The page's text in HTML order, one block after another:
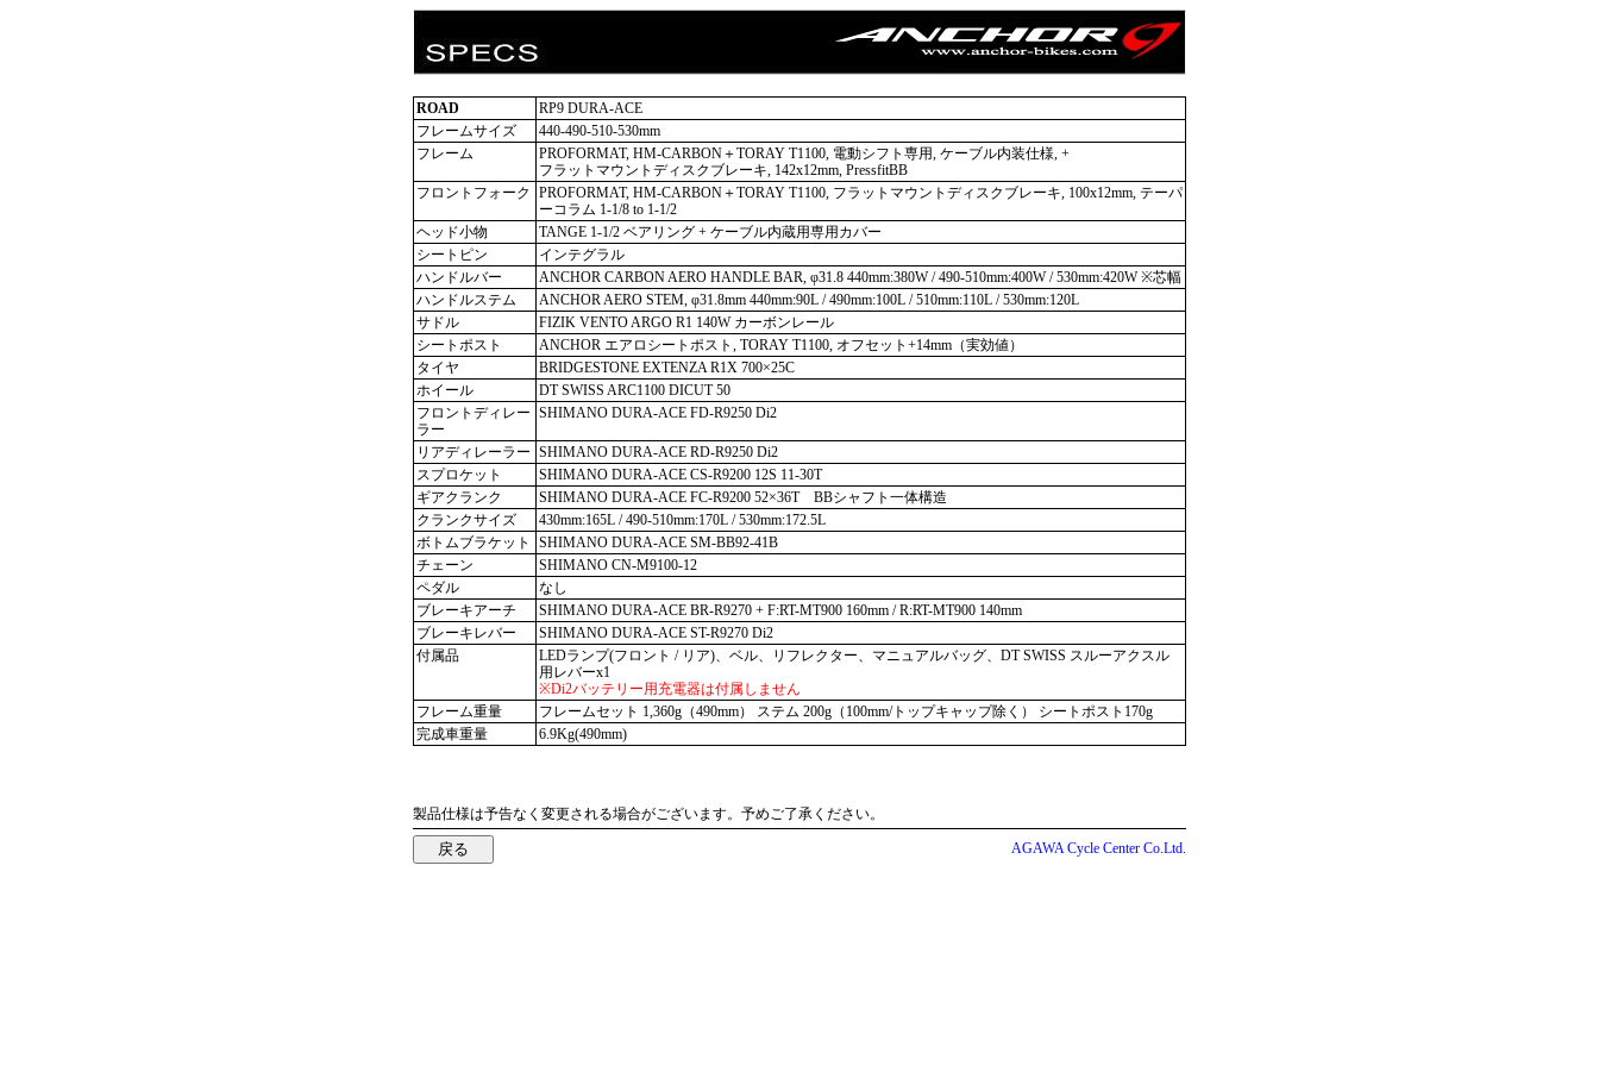
ROAD
RP9 DURA-ACE
フレームサイズ
440-490-510-530mm
フレーム
PROFORMAT, HM-CARBON＋TORAY T1100, 電動シフト専用, ケーブル内装仕様, +
フラットマウントディスクブレーキ, 142x12mm, PressfitBB
フロントフォーク
PROFORMAT, HM-CARBON＋TORAY T1100, フラットマウントディスクブレーキ, 100x12mm, テーパ
ーコラム 1-1/8 to 1-1/2
ヘッド小物
TANGE 1-1/2 ベアリング + ケーブル内蔵用専用カバー
シートピン
インテグラル
ハンドルバー
ANCHOR CARBON AERO HANDLE BAR, φ31.8 440mm:380W / 490-510mm:400W / 530mm:420W ※芯幅
ハンドルステム
ANCHOR AERO STEM, φ31.8mm 440mm:90L / 490mm:100L / 510mm:110L / 530mm:120L
サドル
FIZIK VENTO ARGO R1 140W カーボンレール
シートポスト
ANCHOR エアロシートポスト, TORAY T1100, オフセット+14mm（実効値）
タイヤ
BRIDGESTONE EXTENZA R1X 700×25C
ホイール
DT SWISS ARC1100 DICUT 50
フロントディレー
ラー
SHIMANO DURA-ACE FD-R9250 Di2
リアディレーラー SHIMANO DURA-ACE RD-R9250 Di2
スプロケット
SHIMANO DURA-ACE CS-R9200 12S 11-30T
ギアクランク
SHIMANO DURA-ACE FC-R9200 52×36T BBシャフト一体構造
クランクサイズ
430mm:165L / 490-510mm:170L / 530mm:172.5L
ボトムブラケット
SHIMANO DURA-ACE SM-BB92-41B
チェーン
SHIMANO CN-M9100-12
ペダル
なし
ブレーキアーチ
SHIMANO DURA-ACE BR-R9270 + F:RT-MT900 160mm / R:RT-MT900 140mm
ブレーキレバー
SHIMANO DURA-ACE ST-R9270 Di2
付属品
LEDランプ(フロント / リア)、ベル、リフレクター、マニュアルバッグ、DT SWISS スルーアクスル
用レバーx1
※Di2バッテリー用充電器は付属しません
フレーム重量
フレームセット 1,360g（490mm） ステム 200g（100mm/トップキャップ除く） シートポスト170g
完成車重量
6.9Kg(490mm)
製品仕様は予告なく変更される場合がございます。予めご了承ください。
AGAWA Cycle Center Co.Ltd.